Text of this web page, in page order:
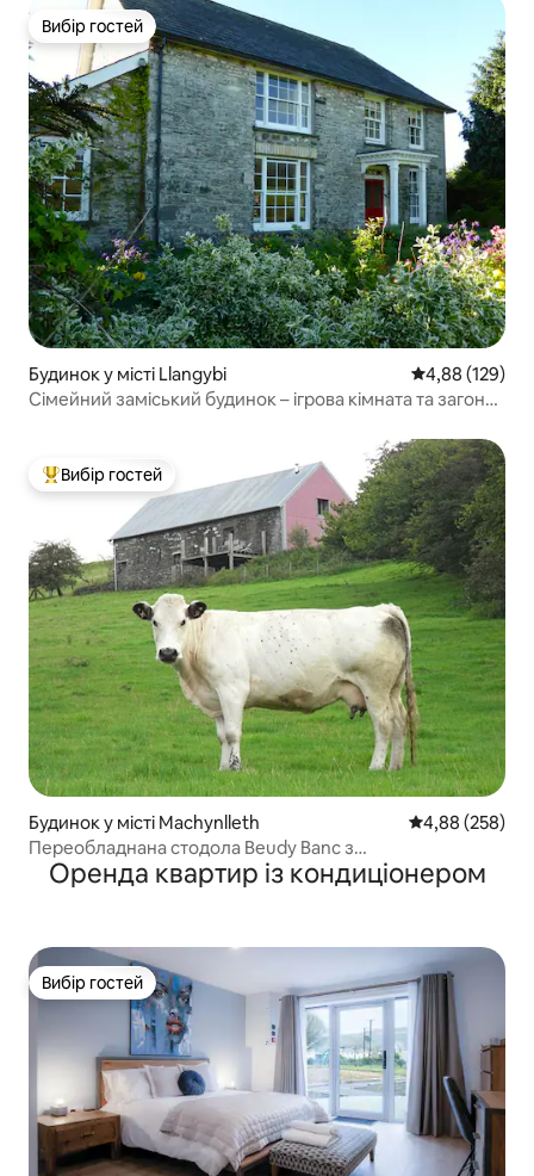
Вибір гостей
Вибір гостей
Будинок у місті Llangybi Середня
4,88 (129)
Сімейний заміський будинок – ігрова кімната та загон
Топ вибір гостей
Вибір гостей
Будинок у місті Machynlleth Середня
4,88 (258)
Переобладнана стодола Beudy Banc з
приголомшливими краєвидами
Оренда квартир із кондиціонером
Вибір гостей
Вибір гостей